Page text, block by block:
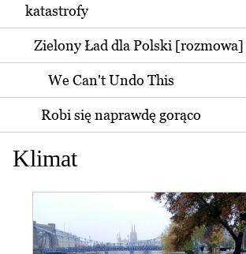
katastrofy
Zielony Ład dla Polski [rozmowa]
We Can't Undo This
Robi się naprawdę gorąco
Klimat